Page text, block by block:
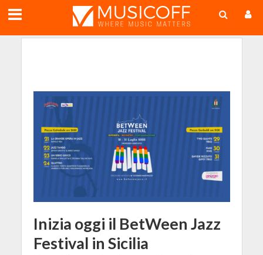
Inizia oggi il BetWeen Jazz
Festival in Sicilia